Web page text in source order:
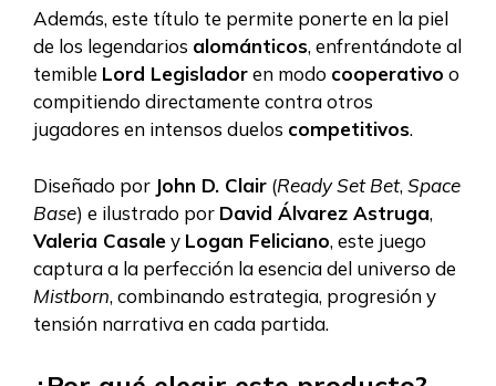
Además, este título te permite ponerte en la piel
de los legendarios alománticos, enfrentándote al
temible Lord Legisladoren modo cooperativo o
compitiendo directamente contra otros
jugadores en intensos duelos competitivos.
Diseñado por John D. Clair (Ready Set Bet, Space
Base) e ilustrado por David Álvarez Astruga,
Valeria Casaley Logan Feliciano, este juego
captura a la perfección la esencia del universo de
Mistborn, combinando estrategia, progresión y
tensión narrativa en cada partida.